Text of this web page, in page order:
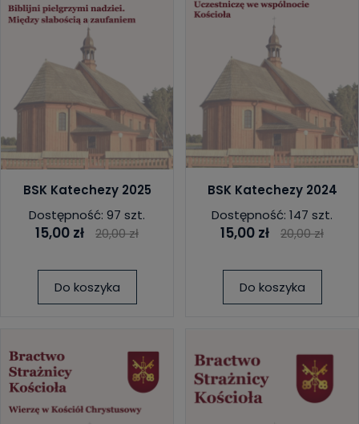
BSK Katechezy 2025
Dostępność: 97 szt.
15,00 zł 20,00 zł
Do koszyka
BSK Katechezy 2024
Dostępność: 147 szt.
15,00 zł 20,00 zł
Do koszyka